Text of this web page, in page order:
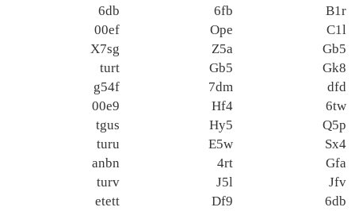
B1r
6fb
6db
C1l
Ope
00ef
Gb5
Z5a
X7sg
Gk8
Gb5
turt
dfd
7dm
g54f
6tw
Hf4
00e9
Q5p
Hy5
tgus
Sx4
E5w
turu
Gfa
4rt
anbn
Jfv
J5l
turv
6db
Df9
etett